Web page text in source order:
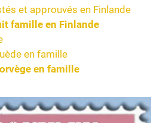
et approuvés en Finlande
famille en Finlande
en famille
en famille